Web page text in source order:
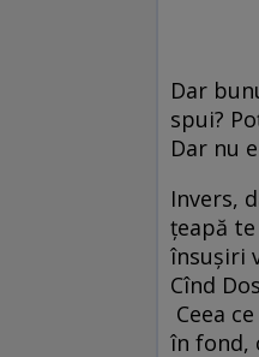
Dar
spui?
Dar nu
Invers,
ţeapă
însuşiri
Cînd
Ceea
în fond,